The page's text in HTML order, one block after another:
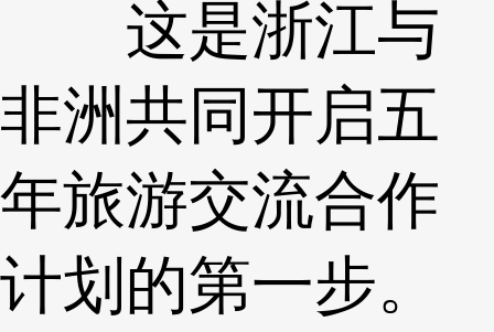
这是浙江与
非洲共同开启五
年旅游交流合作
计划的第一步。